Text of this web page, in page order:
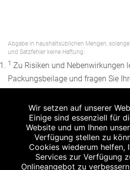
Abgabe in haushaltsüblichen Mengen,
und Satzfehler keine Haftung.
1 Zu Risiken und Nebenwirkungen
Packungsbeilage und fragen Sie
Apothekenerstattungspreis (AEP).
unverbindliche Preisempfehlung
ein von den Apotheken in Ansatz
rezeptfreie Arzneimittel. Er
Apotheken verbindlichen
Wir setzen auf unserer
Einige sind essenziell für
Website und um Ihnen
Verfügung stellen zu
Cookies wiederum helfen,
Services zur Verfügung
Onlineangebot zu